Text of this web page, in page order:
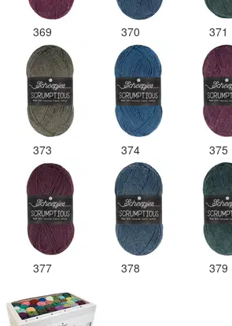
369 370 371
373 374 375
377 378 379